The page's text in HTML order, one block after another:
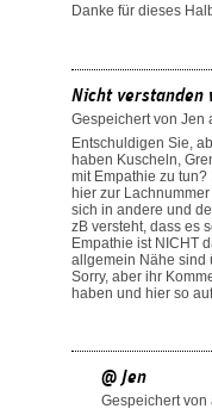
Danke für dieses
Nicht verstanden
Gespeichert von Jen
Entschuldigen Sie,
haben Kuscheln,
mit Empathie zu
hier zur
sich in andere und
zB versteht, dass es
Empathie ist NICHT
allgemein Nähe sind
Sorry, aber ihr
haben und hier so
@ Jen
Gespeichert von